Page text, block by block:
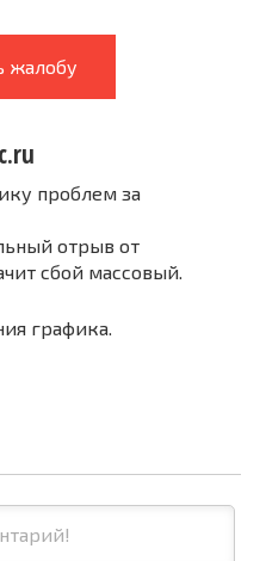
жалобу
проблем за
отрыв от
сбой массовый.
графика.